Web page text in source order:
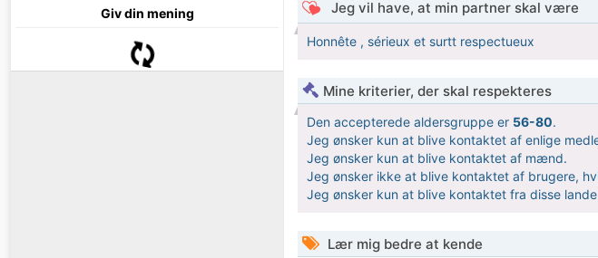
Giv din mening Jeg vil have, at min partner skal være
Honnête , sérieux et surtt respectueux
Mine kriterier, der skal respekteres
Den accepterede aldersgruppe er 56-80.
Jeg ønsker kun at blive kontaktet af enlige
Jeg ønsker kun at blive kontaktet af mænd.
Jeg ønsker ikke at blive kontaktet af brugere,
Jeg ønsker kun at blive kontaktet fra disse lande
Lær mig bedre at kende